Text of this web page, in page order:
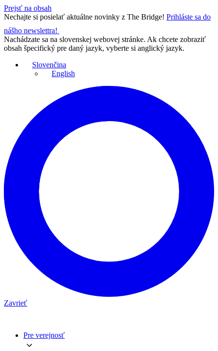
Prejsť na obsah
Nechajte si posielať aktuálne novinky z The Bridge! Prihláste sa do
nášho newslettra!
Nachádzate sa na slovenskej webovej stránke. Ak chcete zobraziť
obsah špecifický pre daný jazyk, vyberte si anglický jazyk.
Slovenčina
English
Zavrieť
Pre verejnosť